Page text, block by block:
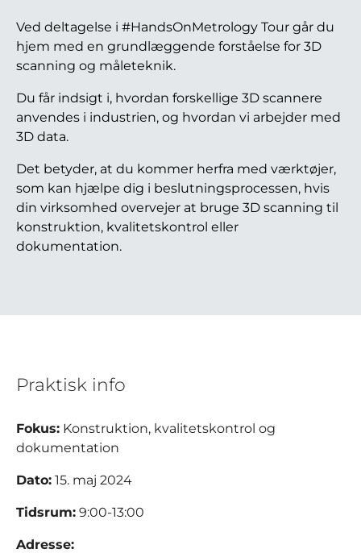
Ved deltagelse i #HandsOnMetrology Tour går du
hjem med en grundlæggende forståelse for 3D
scanning og måleteknik.
Du får indsigt i, hvordan forskellige 3D scannere
anvendes i industrien, og hvordan vi arbejder med
3D data.
Det betyder, at du kommer herfra med værktøjer,
som kan hjælpe dig i beslutningsprocessen, hvis
din virksomhed overvejer at bruge 3D scanning til
konstruktion, kvalitetskontrol eller
dokumentation.
Praktisk info
Fokus: Konstruktion, kvalitetskontrol og
dokumentation
Dato: 15. maj 2024
Tidsrum: 9:00-13:00
Adresse: